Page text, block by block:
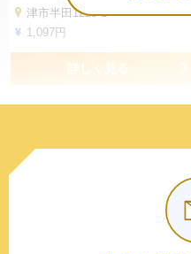
津市半田1225-1
1,097円
詳しく見る